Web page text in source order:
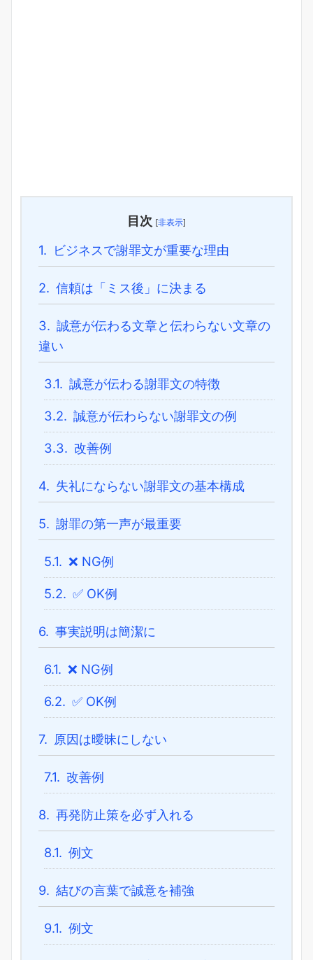
目次 [非表示]
1. ビジネスで謝罪文が重要な理由
2. 信頼は「ミス後」に決まる
3. 誠意が伝わる文章と伝わらない文章の
違い
3.1. 誠意が伝わる謝罪文の特徴
3.2. 誠意が伝わらない謝罪文の例
3.3. 改善例
4. 失礼にならない謝罪文の基本構成
5. 謝罪の第一声が最重要
5.1. ❌ NG例
5.2. ✅ OK例
6. 事実説明は簡潔に
6.1. ❌ NG例
6.2. ✅ OK例
7. 原因は曖昧にしない
7.1. 改善例
8. 再発防止策を必ず入れる
8.1. 例文
9. 結びの言葉で誠意を補強
9.1. 例文